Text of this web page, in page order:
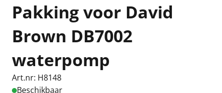
Pakking voor David
Brown DB7002
waterpomp
Art.nr: H8148
Beschikbaar